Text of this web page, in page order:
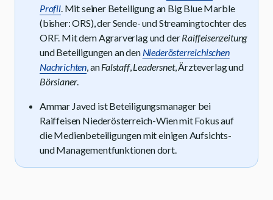
Profil. Mit seiner Beteiligung an Big Blue Marble
(bisher: ORS), der Sende- und Streamingtochter des
ORF. Mit dem Agrarverlag und derRaiffeisenzeitung
und Beteiligungen an den Niederösterreichischen
Nachrichten, anFalstaff,Leadersnet, Ärzteverlag und
Börsianer.
Ammar Javed ist Beteiligungsmanager bei
Raiffeisen Niederösterreich-Wien mit Fokus auf
die Medienbeteiligungen mit einigen Aufsichts-
und Managementfunktionen dort.